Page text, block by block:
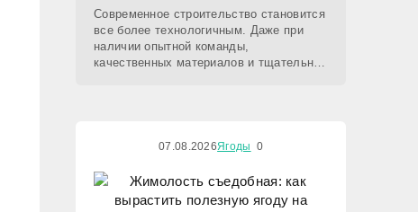
Современное строительство становится
все более технологичным. Даже при
наличии опытной команды,
качественных материалов и тщательно
07.08.2026Ягоды 0